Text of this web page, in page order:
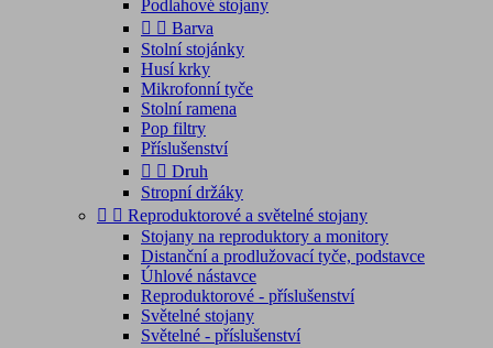
Podlahové stojany
  Barva
Stolní stojánky
Husí krky
Mikrofonní tyče
Stolní ramena
Pop filtry
Příslušenství
  Druh
Stropní držáky
  Reproduktorové a světelné stojany
Stojany na reproduktory a monitory
Distanční a prodlužovací tyče, podstavce
Úhlové nástavce
Reproduktorové - příslušenství
Světelné stojany
Světelné - příslušenství